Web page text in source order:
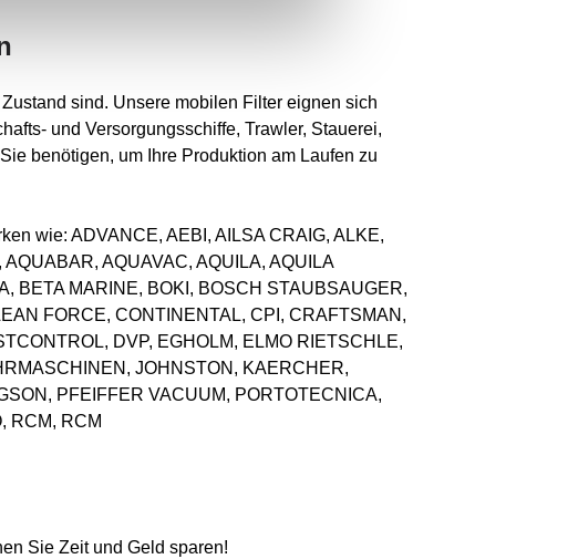
sind. Unsere mobilen Filter eignen sich
und Versorgungsschiffe, Trawler, Stauerei,
benötigen, um Ihre Produktion am Laufen zu
wie: ADVANCE, AEBI, AILSA CRAIG, ALKE,
AQUAVAC, AQUILA, AQUILA
BETA MARINE, BOKI, BOSCH STAUBSAUGER,
FORCE, CONTINENTAL, CPI, CRAFTSMAN,
DVP, EGHOLM, ELMO RIETSCHLE,
JOHNSTON, KAERCHER,
PFEIFFER VACUUM, PORTOTECNICA,
RCM, RCM
Sie Zeit und Geld sparen!